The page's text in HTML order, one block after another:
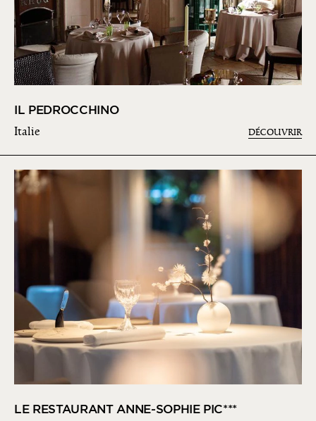
IL PEDROCCHINO
Italie DÉCOUVRIR
LE RESTAURANT ANNE-SOPHIE PIC***